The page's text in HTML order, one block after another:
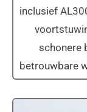
inclusief
schonere
betrouwbare